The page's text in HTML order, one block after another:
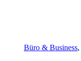
Büro & Business,